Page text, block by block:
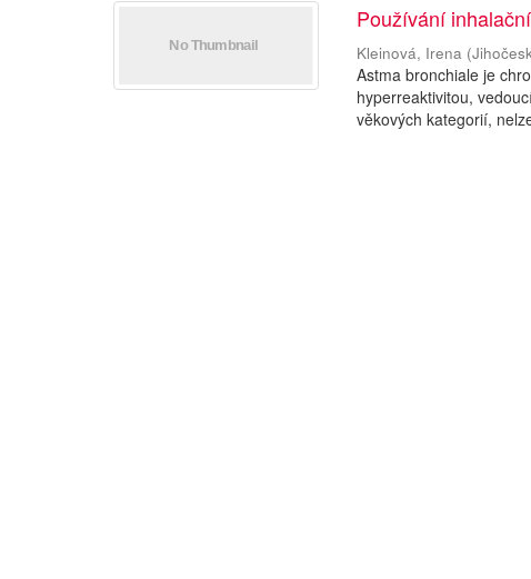
Používání
Kleinová, Irena (
Astma bronchiale je
hyperreaktivitou,
věkových kategorií,